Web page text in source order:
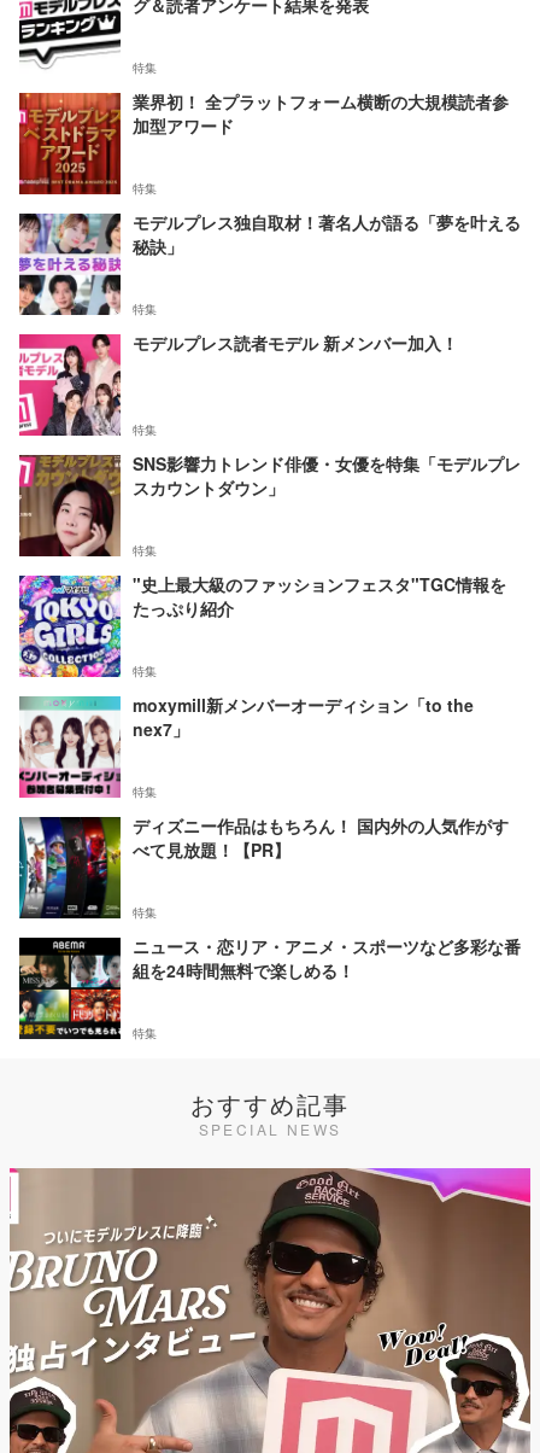
特集
業界初！ 全プラットフォーム横断の大規模読者参
加型アワード
特集
モデルプレス独自取材！著名人が語る「夢を叶える
秘訣」
特集
モデルプレス読者モデル 新メンバー加入！
特集
SNS影響力トレンド俳優・女優を特集「モデルプレ
スカウントダウン」
特集
"史上最大級のファッションフェスタ"TGC情報を
たっぷり紹介
特集
moxymill新メンバーオーディション「to the
nex7」
特集
ディズニー作品はもちろん！ 国内外の人気作がす
べて見放題！【PR】
特集
ニュース・恋リア・アニメ・スポーツなど多彩な番
組を24時間無料で楽しめる！
特集
おすすめ記事
SPECIAL NEWS